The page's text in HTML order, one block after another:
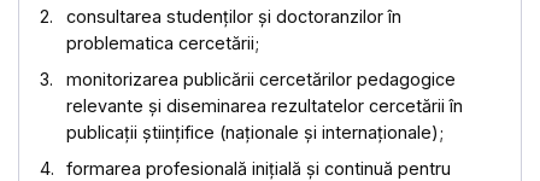
consultarea studenților și doctoranzilor în
problematica cercetării;
monitorizarea publicării cercetărilor pedagogice
relevante și diseminarea rezultatelor cercetării în
publicații științifice (naționale și internaționale);
formarea profesională inițială și continuă pentru